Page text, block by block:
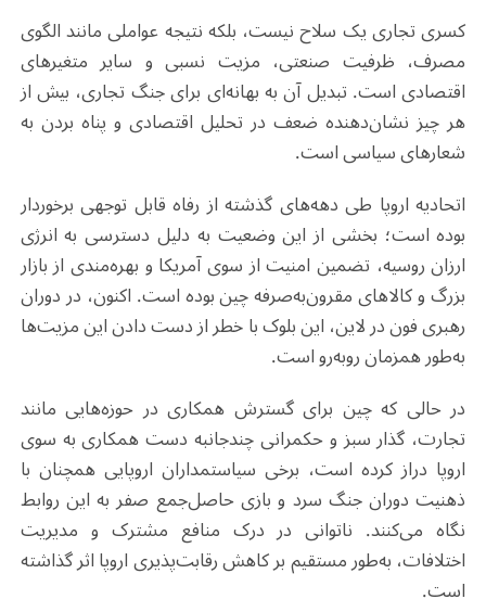
کسری تجاری یک سلاح نیست، بلکه نتیجه عواملی مانند الگوی
مصرف، ظرفیت صنعتی، مزیت نسبی و سایر متغیرهای
اقتصادی است. تبدیل آن به بهانه‌ای برای جنگ تجاری، بیش از
هر چیز نشان‌دهنده ضعف در تحلیل اقتصادی و پناه بردن به
شعارهای سیاسی است.
اتحادیه اروپا طی دهه‌های گذشته از رفاه قابل توجهی برخوردار
بوده است؛ بخشی از این وضعیت به دلیل دسترسی به انرژی
ارزان روسیه، تضمین امنیت از سوی آمریکا و بهره‌مندی از بازار
بزرگ و کالاهای مقرون‌به‌صرفه چین بوده است. اکنون، در دوران
رهبری فون در لاین، این بلوک با خطر از دست دادن این مزیت‌ها
به‌طور همزمان روبه‌رو است.
در حالی که چین برای گسترش همکاری در حوزه‌هایی مانند
تجارت، گذار سبز و حکمرانی چندجانبه دست همکاری به سوی
اروپا دراز کرده است، برخی سیاستمداران اروپایی همچنان با
ذهنیت دوران جنگ سرد و بازی حاصل‌جمع صفر به این روابط
نگاه می‌کنند. ناتوانی در درک منافع مشترک و مدیریت
اختلافات، به‌طور مستقیم بر کاهش رقابت‌پذیری اروپا اثر گذاشته
است.